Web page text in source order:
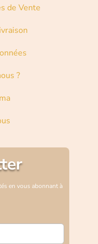
de Vente
?
en vous abonnant à